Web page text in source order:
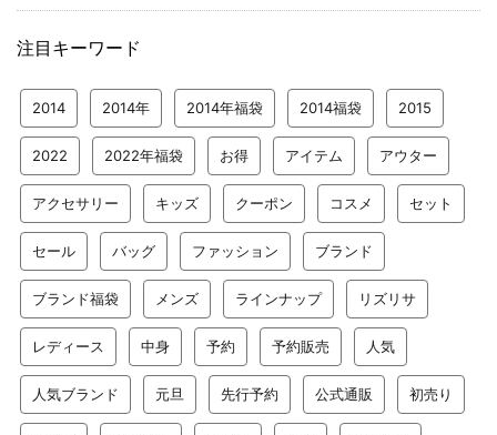
注目キーワード
2014 2014年 2014年福袋 2014福袋 2015
2022 2022年福袋 お得 アイテム アウター
アクセサリー キッズ クーポン コスメ セット
セール バッグ ファッション ブランド
ブランド福袋 メンズ ラインナップ リズリサ
レディース 中身 予約 予約販売 人気
人気ブランド 元旦 先行予約 公式通販 初売り